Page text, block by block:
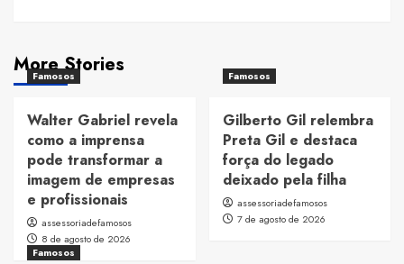
More Stories
Famosos
Walter Gabriel revela
como a imprensa
pode transformar a
imagem de empresas
e profissionais
assessoriadefamosos
8 de agosto de 2026
Famosos
Gilberto Gil relembra
Preta Gil e destaca
força do legado
deixado pela filha
assessoriadefamosos
7 de agosto de 2026
Famosos